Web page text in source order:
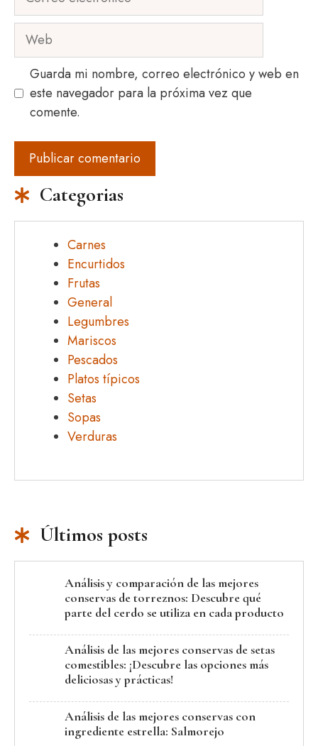
Web
Guarda mi nombre, correo electrónico y web en
este navegador para la próxima vez que
comente.
Categorias
Carnes
Encurtidos
Frutas
General
Legumbres
Mariscos
Pescados
Platos típicos
Setas
Sopas
Verduras
Últimos posts
Análisis y comparación de las mejores
conservas de torreznos: Descubre qué
parte del cerdo se utiliza en cada producto
Análisis de las mejores conservas de setas
comestibles: ¡Descubre las opciones más
deliciosas y prácticas!
Análisis de las mejores conservas con
ingrediente estrella: Salmorejo